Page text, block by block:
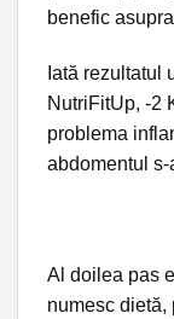
benefic
Iată rezultatul
NutriFitUp, -2
problema
abdomentul s-
Al doilea pas
numesc dietă,